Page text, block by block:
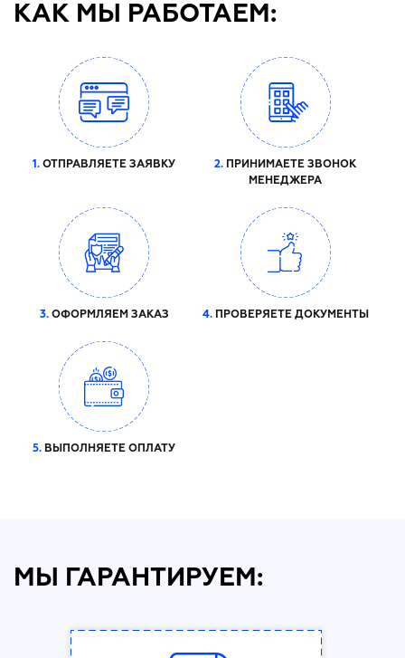
КАК МЫ РАБОТАЕМ:
1. ОТПРАВЛЯЕТЕ ЗАЯВКУ 2. ПРИНИМАЕТЕ ЗВОНОК
МЕНЕДЖЕРА
3.ОФОРМЛЯЕМ ЗАКАЗ 4.ПРОВЕРЯЕТЕ ДОКУМЕНТЫ
5. ВЫПОЛНЯЕТЕ ОПЛАТУ
МЫ ГАРАНТИРУЕМ: